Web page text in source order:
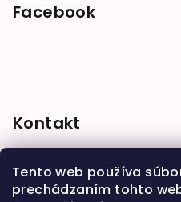
Tento web používa
prechádzaním tohto
Facebook
Kontakt
shop @babymarket.sk
+421 914 334 455